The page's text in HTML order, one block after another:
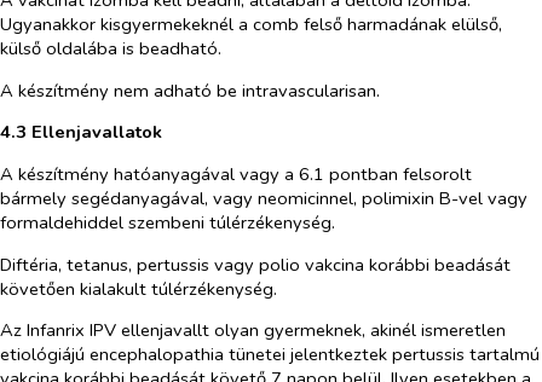
Ugyanakkor kisgyermekeknél a comb felső harmadának elülső,
külső oldalába is beadható.
A készítmény nem adható be intravascularisan.
4.3 Ellenjavallatok
A készítmény hatóanyagával vagy a 6.1 pontban felsorolt
bármely segédanyagával, vagy neomicinnel, polimixin B-vel vagy
formaldehiddel szembeni túlérzékenység.
Diftéria, tetanus, pertussis vagy polio vakcina korábbi beadását
követően kialakult túlérzékenység.
Az Infanrix IPV ellenjavallt olyan gyermeknek, akinél ismeretlen
etiológiájú encephalopathia tünetei jelentkeztek pertussis tartalmú